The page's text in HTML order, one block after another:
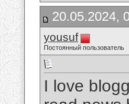
20.05.2024,
yousuf
Постоянный пользователь
I love